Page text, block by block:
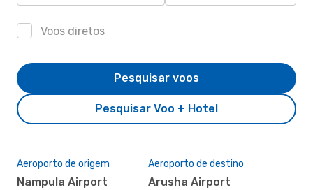
Voos diretos
Pesquisar Voo + Hotel
Pesquisar voos
Aeroporto de origem
Nampula Airport
Aeroporto de destino
Arusha Airport